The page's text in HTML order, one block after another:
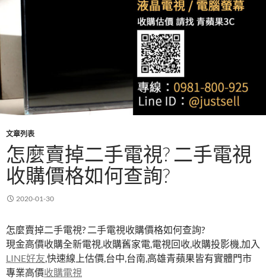
文章列表
怎麼賣掉二手電視? 二手電視
收購價格如何查詢?
2020-01-30
怎麼賣掉二手電視? 二手電視收購價格如何查詢?
現金高價收購全新電視,收購舊家電,電視回收,收購投影機,加入
LINE好友,快速線上估價,台中,台南,高雄青蘋果皆有實體門市
專業高價收購電視